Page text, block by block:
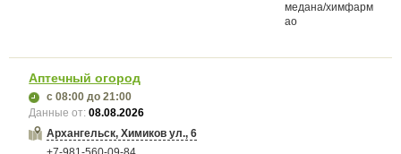
медана/химфарм
ао
Аптечный огород
с 08:00 до 21:00
Данные от:08.08.2026
Архангельск, Химиков ул., 6